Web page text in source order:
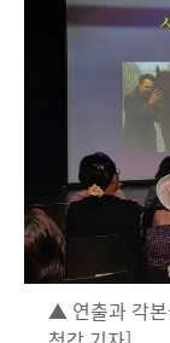
▲ 연출과 각본